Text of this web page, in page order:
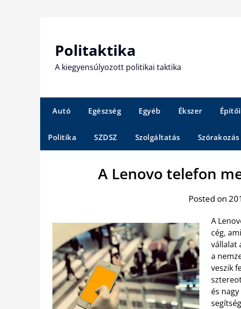
Politaktika
A kiegyensúlyozott politikai taktika
Autó Egészség Egyéb Ékszer
Politika SZDSZ Szolgáltatás Szórakozás
A Lenovo telefon
Posted on
A
cég,
vállalat
a
veszik
és